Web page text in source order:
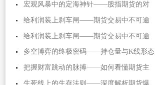
宏观风暴中的定海神针——股指期货的对
给利润装上刹车闸——期货交易中不可逾
给利润装上刹车闸——期货交易中不可逾
多空博弈的终极密码——持仓量与K线形态
把握财富跳动的脉搏——如何看懂期货主
生死线上的生存法则——深度解析期货爆